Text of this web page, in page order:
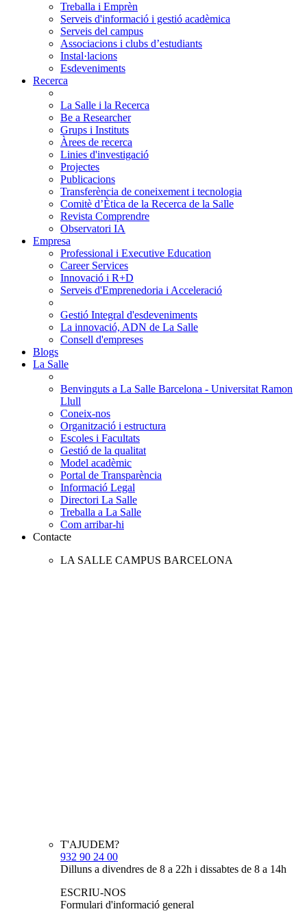
Treballa i Emprèn
Serveis d'informació i gestió acadèmica
Serveis del campus
Associacions i clubs d’estudiants
Instal·lacions
Esdeveniments
Recerca
La Salle i la Recerca
Be a Researcher
Grups i Instituts
Àrees de recerca
Linies d'investigació
Projectes
Publicacions
Transferència de coneixement i tecnologia
Comitè d’Ètica de la Recerca de la Salle
Revista Comprendre
Observatori IA
Empresa
Professional i Executive Education
Career Services
Innovació i R+D
Serveis d'Emprenedoria i Acceleració
Gestió Integral d'esdeveniments
La innovació, ADN de La Salle
Consell d'empreses
Blogs
La Salle
Benvinguts a La Salle Barcelona - Universitat Ramon
Llull
Coneix-nos
Organització i estructura
Escoles i Facultats
Gestió de la qualitat
Model acadèmic
Portal de Transparència
Informació Legal
Directori La Salle
Treballa a La Salle
Com arribar-hi
Contacte
LA SALLE CAMPUS BARCELONA
T'AJUDEM?
932 90 24 00
Dilluns a divendres de 8 a 22h i dissabtes de 8 a 14h
ESCRIU-NOS
Formulari d'informació general